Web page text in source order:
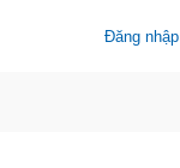
Đăng nhập